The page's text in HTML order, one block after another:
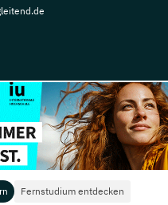
Fernstudium entdecken
Media GmbH
Nutzungsbedingungen